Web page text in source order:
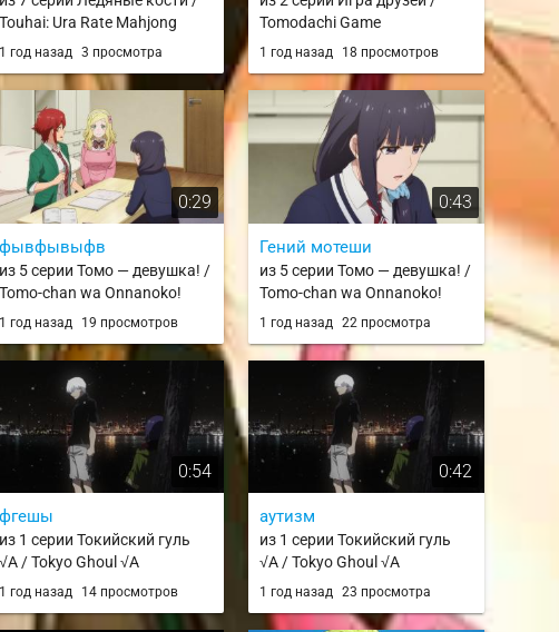
Touhai: Ura Rate Mahjong
Touhairoku
1 год назад 3 просмотра
Tomodachi Game
1 год назад 18 просмотров
0:29
фывфывыфв
из 5 серии Томо — девушка! /
Tomo-chan wa Onnanoko!
1 год назад 19 просмотров
0:43
Гений мотеши
из 5 серии Томо — девушка! /
Tomo-chan wa Onnanoko!
1 год назад 22 просмотра
0:54
фгешы
из 1 серии Токийский гуль
√A / Tokyo Ghoul √A
1 год назад 14 просмотров
0:42
аутизм
из 1 серии Токийский гуль
√A / Tokyo Ghoul √A
1 год назад 23 просмотра